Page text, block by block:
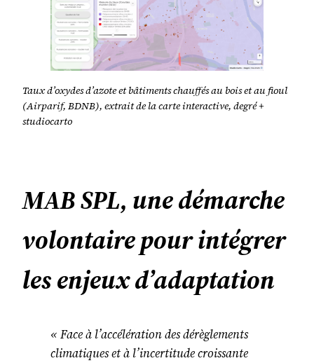
Taux d’oxydes d’azote et bâtiments chauffés au bois et au fioul
(Airparif, BDNB), extrait de la carte interactive, degré +
studiocarto
MAB SPL, une démarche
volontaire pour intégrer
les enjeux d’adaptation
« Face à l’accélération des dérèglements
climatiques et à l’incertitude croissante